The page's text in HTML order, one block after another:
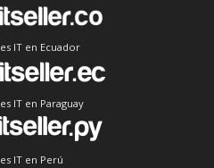
IT en Ecuador
IT en Paraguay
IT en Perú